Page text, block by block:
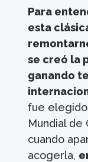
Para
esta
se creó la
ganando
fue
Mundial de
cuando
acogerla,